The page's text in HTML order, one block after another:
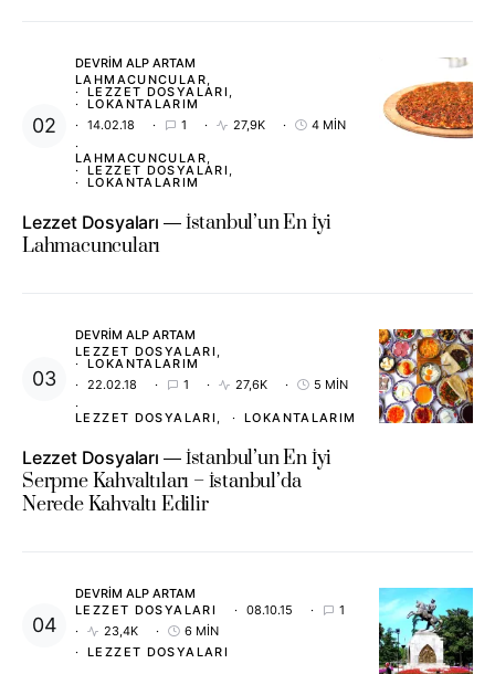
DEVRIM ALP ARTAM
LAHMACUNCULAR
LEZZET DOSYALARI
LOKANTALARIM
14.02.18
1 27,9K 4 MIN
LAHMACUNCULAR
LEZZET DOSYALARI
LOKANTALARIM
Lezzet Dosyaları
İstanbul’un En İyi
Lahmacuncuları
DEVRIM ALP ARTAM
LEZZET DOSYALARI
LOKANTALARIM
22.02.18
1 27,6K 5 MIN
LEZZET DOSYALARI LOKANTALARIM
Lezzet Dosyaları
İstanbul’un En İyi
Serpme Kahvaltıları – İstanbul’da
Nerede Kahvaltı Edilir
DEVRIM ALP ARTAM
LEZZET DOSYALARI
08.10.15
1
23,4K
6 MIN
LEZZET DOSYALARI